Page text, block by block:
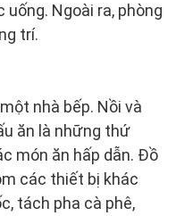
Ngoài ra, phòng
trí.
nhà bếp. Nồi và
ăn là những thứ
món ăn hấp dẫn. Đồ
các thiết bị khác
tách pha cà phê,